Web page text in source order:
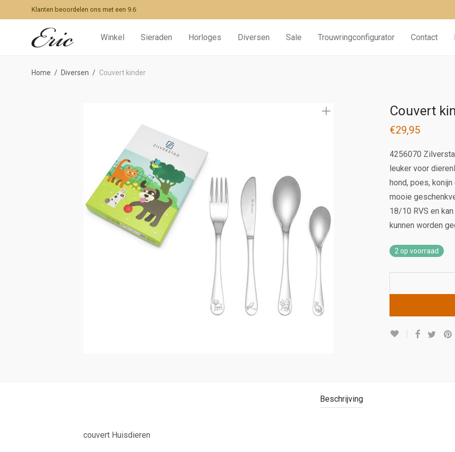
Klanten beoordelen ons met een 9.6
Winkel Sieraden Horloges Diversen Sale Trouwringconfigurator Contact
Home / Diversen / Couvert kinder
Couvert
€29,95
4256070
leuker voor
hond, poes,
mooie
18/10 RVS en
kunnen worden
2 op voorraad
Beschrijving
couvert Huisdieren